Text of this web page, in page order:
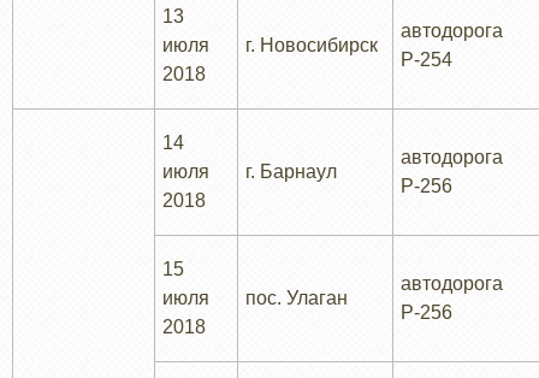
13
июля
2018
г. Новосибирск
автодорога
Р-254
14
июля
2018
г. Барнаул
автодорога
Р-256
15
июля
2018
пос. Улаган
автодорога
Р-256